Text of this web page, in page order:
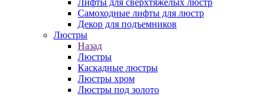
Лифты для сверхтяжелых люстр
Самоходные лифты для люстр
Декор для подъемников
Люстры
Назад
Люстры
Каскадные люстры
Люстры хром
Люстры под золото